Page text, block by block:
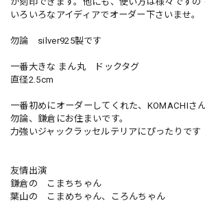
いろいろなアイディアでオーダー下さいませ。
勿論 silver925製です
一番大きな まん丸 ドックタグ
直径2.5cm
一番初めにオーダーしてくれた、KOMACHIさ
勿論、鎌倉にお住まいです。
力強いジャックラッセルテリアにぴったりです
友情出演
鎌倉の こまちちゃん
葉山の こまめちゃん、ころんちゃん